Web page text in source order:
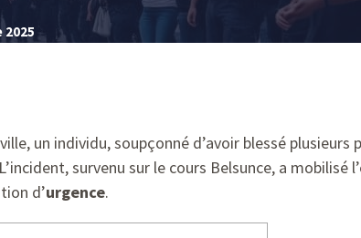
un individu, soupçonné d’avoir blessé plusieurs
survenu sur le cours Belsunce, a mobilisé
d’urgence.